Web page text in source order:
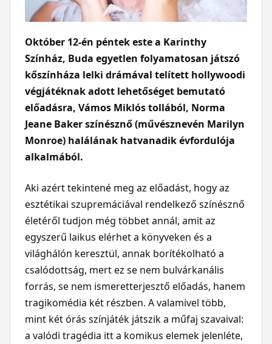
Október 12-én péntek este a Karinthy
Színház, Buda egyetlen folyamatosan játszó
kőszínháza lelki drámával telített hollywoodi
végjátéknak adott lehetőséget bemutató
előadásra, Vámos Miklós tollából, Norma
Jeane Baker színésznő (művésznevén Marilyn
Monroe) halálának hatvanadik évfordulója
alkalmából.
Aki azért tekintené meg az előadást, hogy az
esztétikai szupremáciával rendelkező színésznő
életéről tudjon még többet annál, amit az
egyszerű laikus elérhet a könyveken és a
világhálón keresztül, annak borítékolható a
csalódottság, mert ez se nem bulvárkanális
forrás, se nem ismeretterjesztő előadás, hanem
tragikomédia két részben. A valamivel több,
mint két órás színjáték játszik a műfaj szavaival:
a valódi tragédia itt a komikus elemek jelenléte,